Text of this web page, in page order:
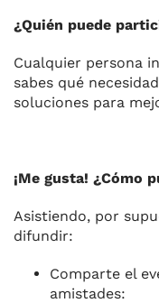
¿Quién puede
Cualquier persona
sabes qué
soluciones para
¡Me gusta! ¿Cómo
Asistiendo, por
difundir:
Comparte el
amistades: